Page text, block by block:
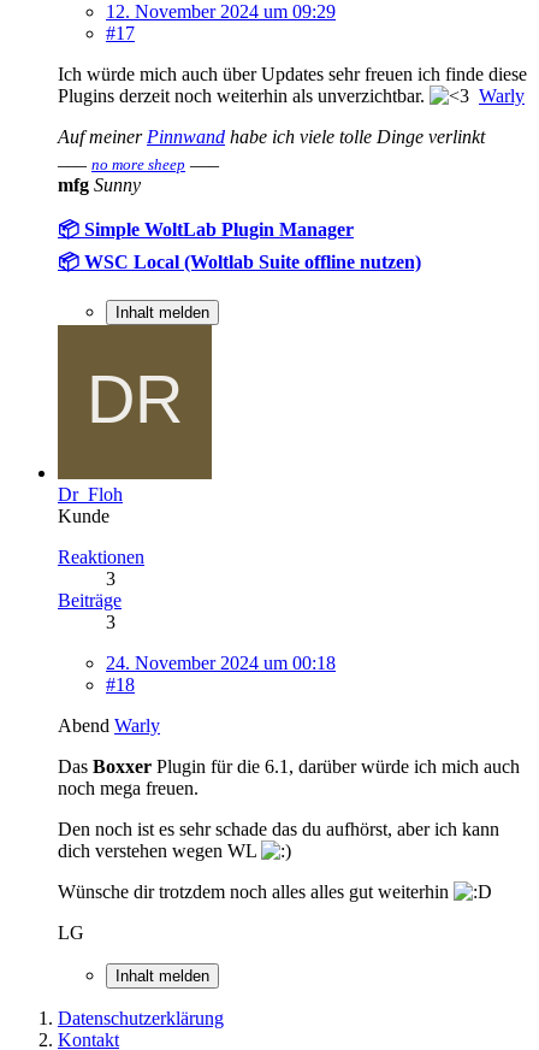
12. November 2024 um 09:29
#17
Ich würde mich auch über Updates sehr freuen ich finde diese
Plugins derzeit noch weiterhin als unverzichtbar.
Warly
Auf meiner Pinnwand habe ich viele tolle Dinge verlinkt
no more sheep
mfg Sunny
📦 Simple WoltLab Plugin Manager
📦 WSC Local (Woltlab Suite offline nutzen)
Inhalt melden
Dr_Floh
Kunde
Reaktionen
3
Beiträge
3
24. November 2024 um 00:18
#18
Abend Warly
Das Boxxer Plugin für die 6.1, darüber würde ich mich auch
noch mega freuen.
Den noch ist es sehr schade das du aufhörst, aber ich kann
dich verstehen wegen WL
Wünsche dir trotzdem noch alles alles gut weiterhin
LG
Inhalt melden
Datenschutzerklärung
Kontakt